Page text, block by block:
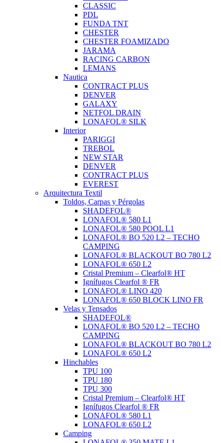
CLASSIC
PDL
FUNDA TNT
CHESTER
CHESTER FOAMIZADO
JARAMA
RACING CARBON
LEMANS
Nautica
CONTRACT PLUS
DENVER
GALAXY
NETFOL DRAIN
LONAFOL® SILK
Interior
PARIGGI
TREBOL
NEW STAR
DENVER
CONTRACT PLUS
EVEREST
Arquitectura Textil
Toldos, Carpas y Pérgolas
SHADEFOL®
LONAFOL® 580 L1
LONAFOL® 580 POOL L1
LONAFOL® BO 520 L2 – TECHO
CAMPING
LONAFOL® BLACKOUT BO 780 L2
LONAFOL® 650 L2
Cristal Premium – Clearfol® HT
Ignífugos Clearfol ® FR
LONAFOL® LINO 420
LONAFOL® 650 BLOCK LINO FR
Velas y Tensados
SHADEFOL®
LONAFOL® BO 520 L2 – TECHO
CAMPING
LONAFOL® BLACKOUT BO 780 L2
LONAFOL® 650 L2
Hinchables
TPU 100
TPU 180
TPU 300
Cristal Premium – Clearfol® HT
Ignífugos Clearfol ® FR
LONAFOL® 580 L1
LONAFOL® 650 L2
Camping